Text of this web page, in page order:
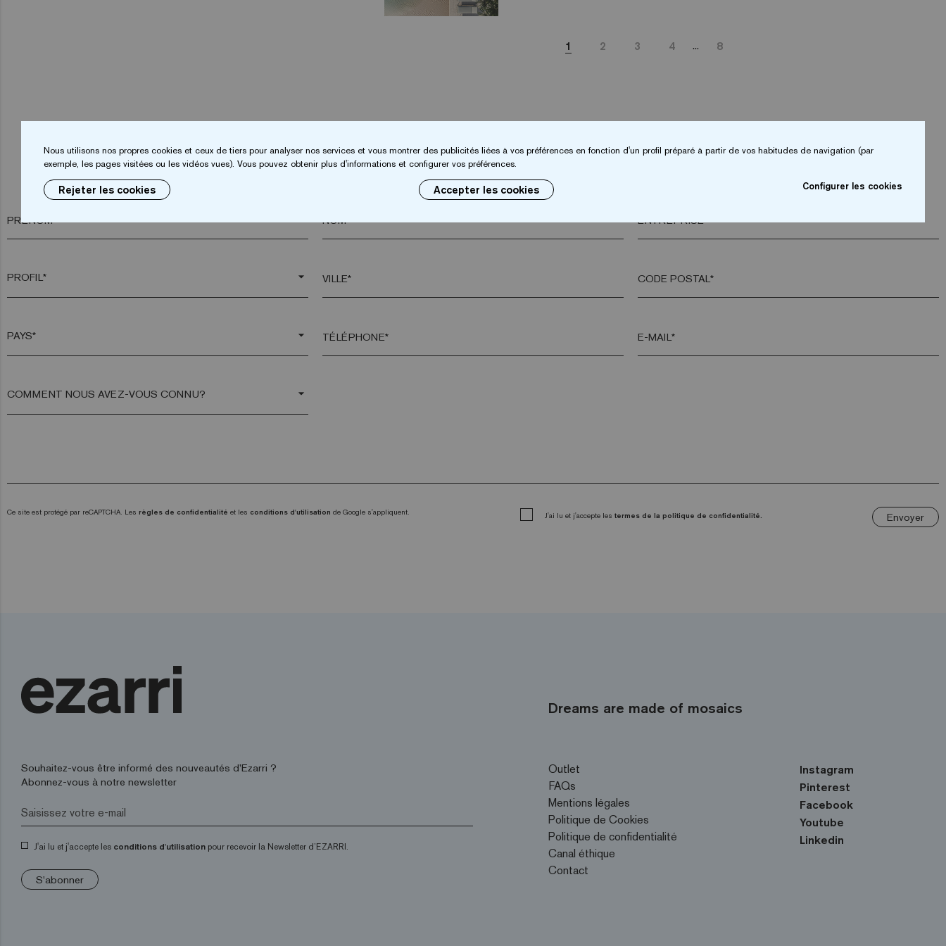
1 2 3 4 ... 8
Vous souhaitez plus d’informations?
Contactez-nous
PRÉNOM* NOM* ENTREPRISE*
arrow_drop_down VILLE* CODE POSTAL*
arrow_drop_down TÉLÉPHONE* E-MAIL*
arrow_drop_down
Ce site est protégé par reCAPTCHA. Les règles de confidentialité et les conditions d'utilisation de Google s'appliquent. J'ai lu et j'accepte les termes de la politique de confidentialité. Envoyer
Dreams are made of mosaics
Souhaitez-vous être informé des nouveautés d’Ezarri ?
Abonnez-vous à notre newsletter
J'ai lu et j'accepte les conditions d'utilisation pour recevoir la Newsletter d’EZARRI.
S'abonner
Outlet
FAQs
Mentions légales
Politique de Cookies
Politique de confidentialité
Canal éthique
Contact
Instagram
Pinterest
Facebook
Youtube
Linkedin
Nous utilisons nos propres cookies et ceux de tiers pour analyser nos services et vous montrer des publicités liées à vos préférences en fonction d'un profil préparé à partir de vos habitudes de navigation (par
exemple, les pages visitées ou les vidéos vues). Vous pouvez obtenir plus d'informations et configurer vos préférences.
Rejeter les cookies Accepter les cookies Configurer les cookies